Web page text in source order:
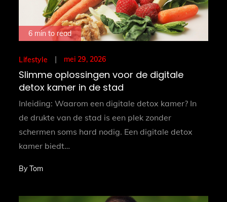
6 min to read
Lifestyle
Posted
on
mei 29, 2026
Slimme oplossingen voor de digitale
detox kamer in de stad
Inleiding: Waarom een digitale detox kamer? In
de drukte van de stad is een plek zonder
schermen soms hard nodig. Een digitale detox
kamer biedt…
ByTom